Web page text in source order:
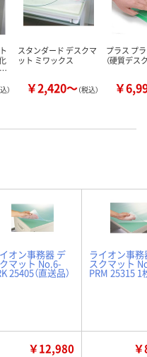
）
スタンダード デスクマ
ット ミワックス
￥2,420～（税込）
プラス プ
（硬質デス
￥
オン事務器 デ
マット No.6-
25405（直送品）
ライオン事務
スクマット
PRM 25315 1
￥12,980